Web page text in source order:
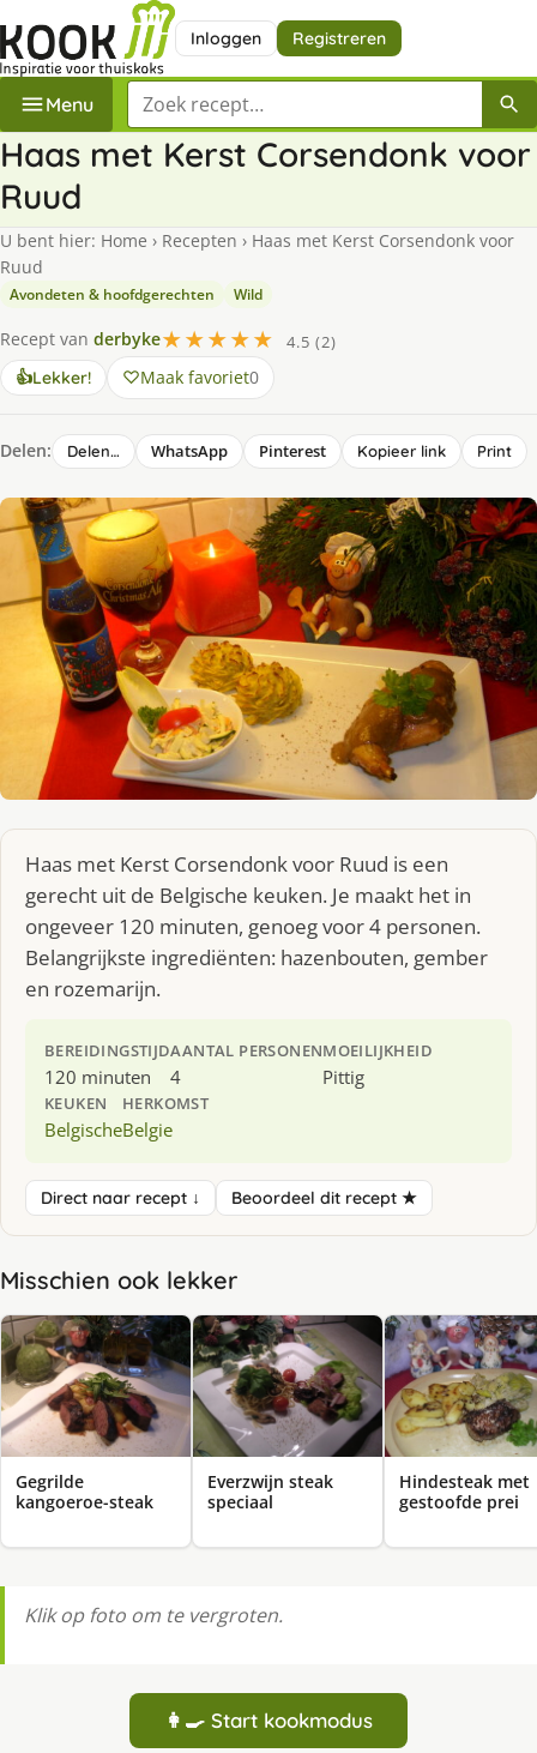
Inloggen Registreren
Menu Zoek een recept
Haas met Kerst Corsendonk voor
Ruud
U bent hier: Home › Recepten › Haas met Kerst Corsendonk voor
Ruud
Avondeten & hoofdgerechten Wild
Recept van derbyke★★★★★
4.5 (2)
👍Lekker! Maak favoriet0
Delen: Delen… WhatsApp Pinterest Kopieer link Print
Haas met Kerst Corsendonk voor Ruud is een
gerecht uit de Belgische keuken. Je maakt het in
ongeveer 120 minuten, genoeg voor 4 personen.
Belangrijkste ingrediënten: hazenbouten, gember
en rozemarijn.
BEREIDINGSTIJD
120 minuten
AANTAL PERSONEN
4
MOEILIJKHEID
Pittig
KEUKEN
Belgische
HERKOMST
Belgie
Direct naar recept ↓ Beoordeel dit recept ★
Misschien ook lekker
Gegrilde
kangoeroe-steak
Everzwijn steak
speciaal
Hindesteak met
gestoofde prei
Klik op foto om te vergroten.
👩‍🍳 Start kookmodus